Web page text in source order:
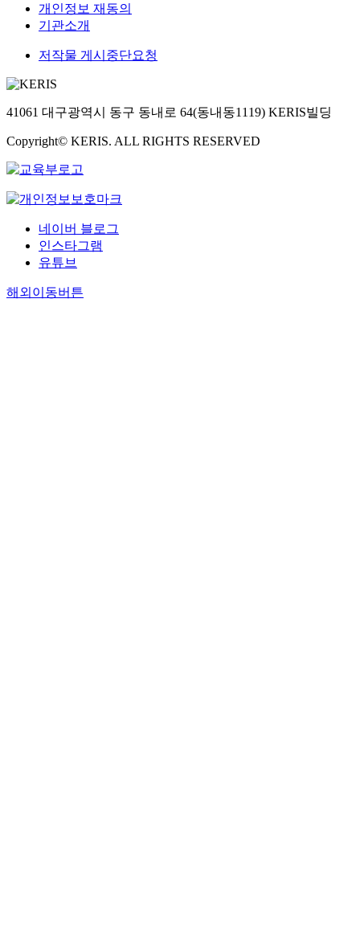
개인정보 재동의
기관소개
저작물 게시중단요청
41061 대구광역시 동구 동내로 64(동내동1119) KERIS빌딩
Copyright© KERIS. ALL RIGHTS RESERVED
네이버 블로그
인스타그램
유튜브
해외이동버튼